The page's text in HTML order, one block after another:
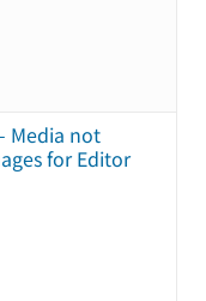
Media not
for Editor